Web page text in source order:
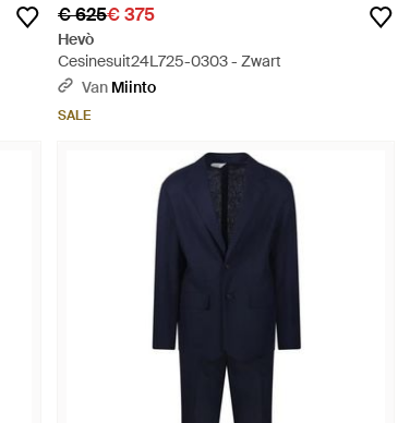
€ 625€ 375
Hevò
Cesinesuit24L725-0303 - Zwart
Van Miinto
SALE